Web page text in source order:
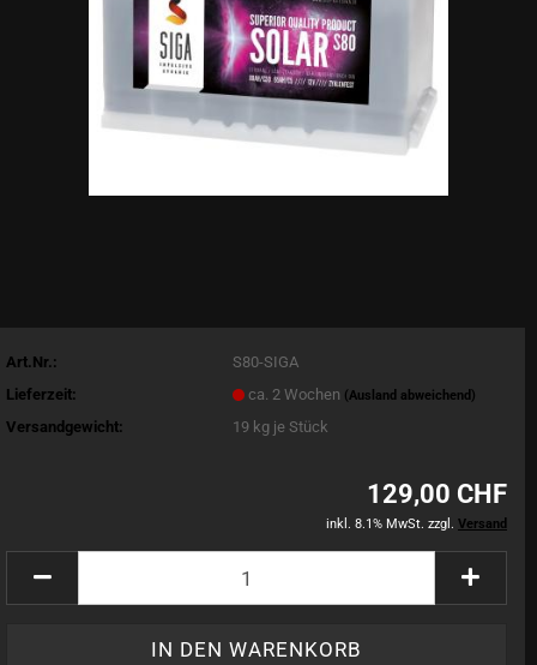
Art.Nr.:
S80-SIGA
Lieferzeit:
ca. 2 Wochen (Ausland abweichend)
Versandgewicht: 19 kg je Stück
129,00 CHF
inkl. 8.1% MwSt. zzgl. Versand